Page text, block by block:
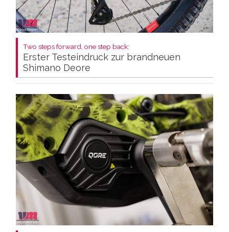
Two steps forward, one step back:
Erster Testeindruck zur brandneuen
Shimano Deore